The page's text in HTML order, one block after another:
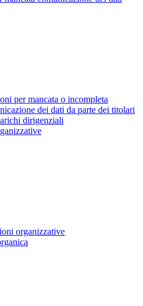
per mancata o incompleta
dei dati da parte dei titolari
dirigenziali
organizzative